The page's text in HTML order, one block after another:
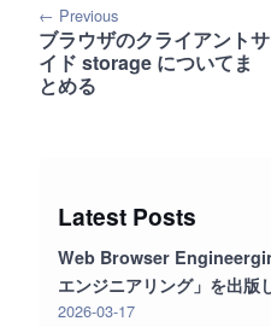
← Previous
ブラウザのクライアントサ
イド storage についてま
とめる
Latest Posts
Web Browser
エンジニアリング」を出版
2026-03-17